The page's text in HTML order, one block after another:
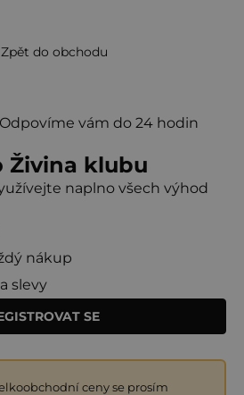
Zpět do obchodu
Odpovíme vám do 24 hodin
Živina klubu
naplno všech výhod
nákup
slevy
SE
ceny se prosím